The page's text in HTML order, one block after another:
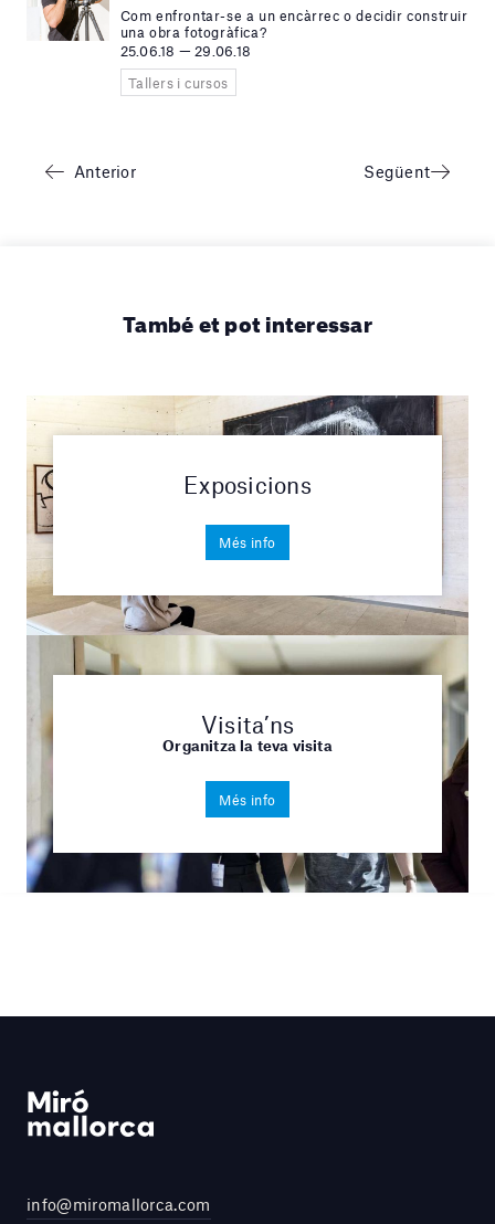
Com enfrontar-se a un encàrrec o decidir construir
una obra fotogràfica?
25.06.18 — 29.06.18
Tallers i cursos
Anterior Següent
També et pot interessar
Exposicions
Més info
Visita’ns
Organitza la teva visita
Més info
info@miromallorca.com